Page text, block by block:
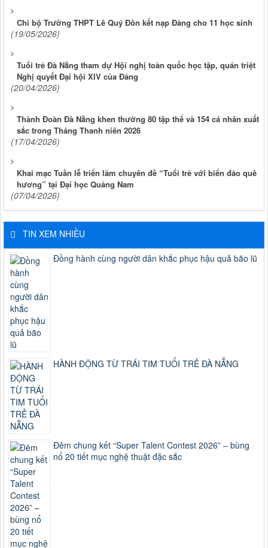
Chi bộ Trường THPT Lê Quý Đôn kết nạp Đảng cho 11 học sinh
(19/05/2026)
Tuổi trẻ Đà Nẵng tham dự Hội nghị toàn quốc học tập, quán triệt
Nghị quyết Đại hội XIV của Đảng
(20/04/2026)
Thành Đoàn Đà Nẵng khen thưởng 80 tập thể và 154 cá nhân xuất
sắc trong Tháng Thanh niên 2026
(17/04/2026)
Khai mạc Tuần lễ triển lãm chuyên đề “Tuổi trẻ với biển đảo quê
hương” tại Đại học Quảng Nam
(07/04/2026)
TIN XEM NHIỀU
Đồng hành cùng người dân khắc phục hậu quả bão lũ
HÀNH ĐỘNG TỪ TRÁI TIM TUỔI TRẺ ĐÀ NẴNG
Đêm chung kết “Super Talent Contest 2026” – bùng
nổ 20 tiết mục nghệ thuật đặc sắc